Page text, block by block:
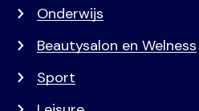
Onderwijs
Beautysalon en Welness
Sport